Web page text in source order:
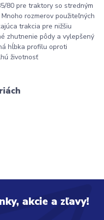
80 pre traktory so stredným
rozmerov použiteľných
trakcia pre nižšiu
zhutnenie pôdy a vylepšený
hĺbka profilu oproti
životnosť
akcie a zľavy!